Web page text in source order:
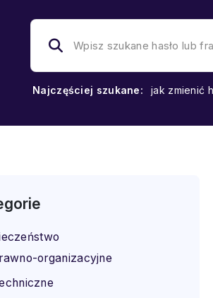
Najczęściej szukane: jak zmienić
organizacyjne